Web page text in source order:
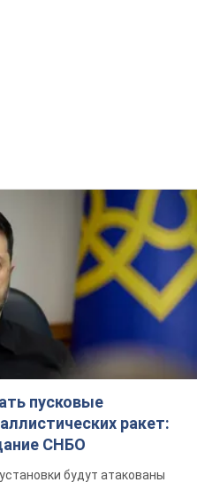
пусковые
ракет:
СНБО
будут атакованы